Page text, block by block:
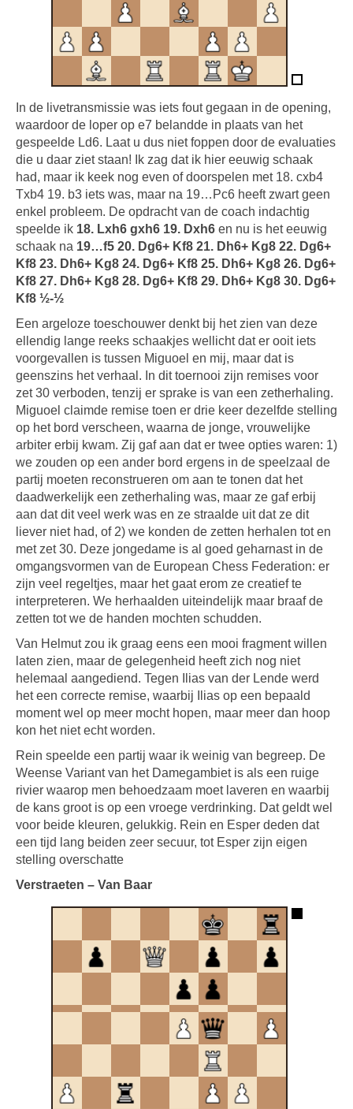
In de livetransmissie was iets fout gegaan in de opening,
waardoor de loper op e7 belandde in plaats van het
gespeelde Ld6. Laat u dus niet foppen door de evaluaties
die u daar ziet staan! Ik zag dat ik hier eeuwig schaak
had, maar ik keek nog even of doorspelen met 18. cxb4
Txb4 19. b3 iets was, maar na 19…Pc6 heeft zwart geen
enkel probleem. De opdracht van de coach indachtig
speelde ik 18. Lxh6 gxh6 19. Dxh6 en nu is het eeuwig
schaak na 19…f5 20. Dg6+ Kf8 21. Dh6+ Kg8 22. Dg6+
Kf8 23. Dh6+ Kg8 24. Dg6+ Kf8 25. Dh6+ Kg8 26. Dg6+
Kf8 27. Dh6+ Kg8 28. Dg6+ Kf8 29. Dh6+ Kg8 30. Dg6+
Kf8 ½-½
Een argeloze toeschouwer denkt bij het zien van deze
ellendig lange reeks schaakjes wellicht dat er ooit iets
voorgevallen is tussen Miguoel en mij, maar dat is
geenszins het verhaal. In dit toernooi zijn remises voor
zet 30 verboden, tenzij er sprake is van een zetherhaling.
Miguoel claimde remise toen er drie keer dezelfde stelling
op het bord verscheen, waarna de jonge, vrouwelijke
arbiter erbij kwam. Zij gaf aan dat er twee opties waren: 1)
we zouden op een ander bord ergens in de speelzaal de
partij moeten reconstrueren om aan te tonen dat het
daadwerkelijk een zetherhaling was, maar ze gaf erbij
aan dat dit veel werk was en ze straalde uit dat ze dit
liever niet had, of 2) we konden de zetten herhalen tot en
met zet 30. Deze jongedame is al goed geharnast in de
omgangsvormen van de European Chess Federation: er
zijn veel regeltjes, maar het gaat erom ze creatief te
interpreteren. We herhaalden uiteindelijk maar braaf de
zetten tot we de handen mochten schudden.
Van Helmut zou ik graag eens een mooi fragment willen
laten zien, maar de gelegenheid heeft zich nog niet
helemaal aangediend. Tegen Ilias van der Lende werd
het een correcte remise, waarbij Ilias op een bepaald
moment wel op meer mocht hopen, maar meer dan hoop
kon het niet echt worden.
Rein speelde een partij waar ik weinig van begreep. De
Weense Variant van het Damegambiet is als een ruige
rivier waarop men behoedzaam moet laveren en waarbij
de kans groot is op een vroege verdrinking. Dat geldt wel
voor beide kleuren, gelukkig. Rein en Esper deden dat
een tijd lang beiden zeer secuur, tot Esper zijn eigen
stelling overschatte
Verstraeten – Van Baar